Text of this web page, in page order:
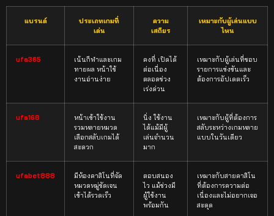
แบรนด์
ประเภทเกมที่
เด่น
ความ
เสถียร
เหมาะกับผู้เล่นแบบ
ไหน
ufa365
เน้นกีฬาและเกม
ทายผล หน้าใช้
งานอ่านง่าย
คงที่ เปิดได้
ต่อเนื่อง
ตลอดช่วง
เร่งด่วน
เหมาะกับผู้เล่นที่ชอบ
รายการแข่งขันและ
ต้องการอัปเดตเร็ว
ufa168
หน้าเข้าใช้งาน
รวมหลายหมวด
เลือกสลับเกมได้
สะดวก
นิ่ง ใช้งาน
ได้แม้มีผู้
เล่นจำนวน
มาก
เหมาะกับผู้ที่ต้องการ
สลับระหว่างเกมหลาย
แบบในวันเดียว
ufabet888
มีห้องคาสิโนที่จัด
หมวดหมู่ชัดเจน
เข้าได้รวดเร็ว
ตอบสนอง
ไว แม้ช่วงมี
ผู้ใช้งาน
พร้อมกัน
เหมาะกับสายคาสิโน
ที่ต้องการความต่อ
เนื่องและไม่อยากเจอ
สะดุด